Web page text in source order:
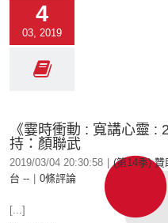
4
03, 2019
《霎時衝動 : 寬講心靈 :
持：顏聯武
2019/03/04 20:30:58 (第14季)
台 --
0條評論
[...]